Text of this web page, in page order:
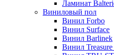
Ламинат
Виниловый пол
Винил Forbo
Винил Surface
Винил Barlinek
Винил Treasure